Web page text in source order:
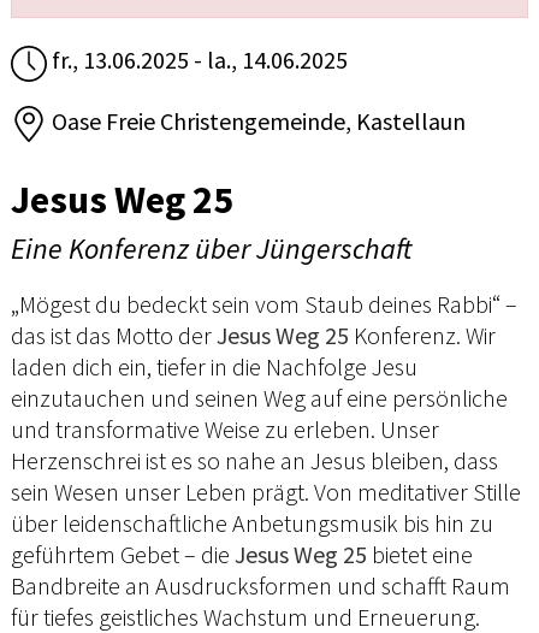
fr., 13.06.2025 - la., 14.06.2025
Oase Freie Christengemeinde, Kastellaun
Jesus Weg 25
Eine Konferenz über Jüngerschaft
„Mögest du bedeckt sein vom Staub deines Rabbi“ –
das ist das Motto derJesus Weg 25 Konferenz. Wir
laden dich ein, tiefer in die Nachfolge Jesu
einzutauchen und seinen Weg auf eine persönliche
und transformative Weise zu erleben. Unser
Herzenschrei ist es so nahe an Jesus bleiben, dass
sein Wesen unser Leben prägt. Von meditativer Stille
über leidenschaftliche Anbetungsmusik bis hin zu
geführtem Gebet – die Jesus Weg 25 bietet eine
Bandbreite an Ausdrucksformen und schafft Raum
für tiefes geistliches Wachstum und Erneuerung.